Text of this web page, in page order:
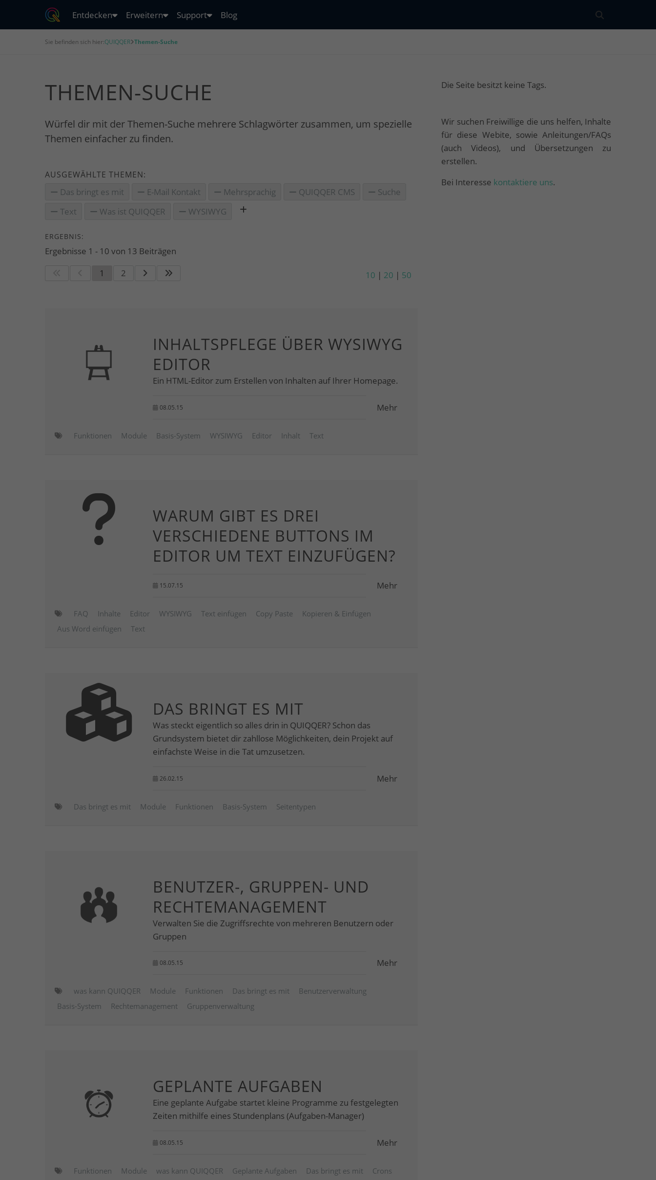
Entdecken Erweitern Support Blog
Sie befinden sich hier:QUIQQER Themen-Suche
THEMEN-SUCHE
Würfel dir mit der Themen-Suche mehrere Schlagwörter zusammen, um spezielle
Themen einfacher zu finden.
AUSGEWÄHLTE THEMEN:
Das bringt es mit E-Mail Kontakt Mehrsprachig QUIQQER CMS
Suche
Text
Was ist QUIQQER WYSIWYG
ERGEBNIS:
Ergebnisse 1 - 10 von 13 Beiträgen
1
2 10 | 20 | 50
INHALTSPFLEGE ÜBER WYSIWYG
EDITOR
Ein HTML-Editor zum Erstellen von Inhalten auf Ihrer Homepage.
08.05.15 Mehr
Funktionen Module Basis-System WYSIWYG Editor Inhalt Text
WARUM GIBT ES DREI
VERSCHIEDENE BUTTONS IM
EDITOR UM TEXT EINZUFÜGEN?
15.07.15 Mehr
FAQ Inhalte Editor WYSIWYG Text einfügen Copy Paste
Kopieren & Einfügen
Aus Word einfügen
Text
DAS BRINGT ES MIT
Was steckt eigentlich so alles drin in QUIQQER? Schon das
Grundsystem bietet dir zahllose Möglichkeiten, dein Projekt auf
einfachste Weise in die Tat umzusetzen.
26.02.15 Mehr
Das bringt es mit Module Funktionen Basis-System Seitentypen
BENUTZER-, GRUPPEN- UND
RECHTEMANAGEMENT
Verwalten Sie die Zugriffsrechte von mehreren Benutzern oder
Gruppen
08.05.15 Mehr
was kann QUIQQER Module Funktionen Das bringt es mit
Benutzerverwaltung
Basis-System
Rechtemanagement Gruppenverwaltung
GEPLANTE AUFGABEN
Eine geplante Aufgabe startet kleine Programme zu festgelegten
Zeiten mithilfe eines Stundenplans (Aufgaben-Manager)
08.05.15 Mehr
Funktionen Module was kann QUIQQER Geplante Aufgaben Das bringt es mit
Crons
Die Seite besitzt keine Tags.
Wir suchen Freiwillige die uns helfen, Inhalte
für diese Webite, sowie Anleitungen/FAQs
(auch Videos), und Übersetzungen zu
erstellen.
Bei Interesse kontaktiere uns.